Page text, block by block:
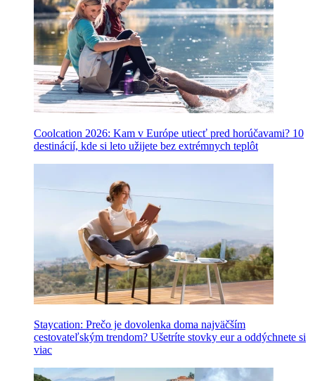
Coolcation 2026: Kam v Európe utiecť pred horúčavami? 10
destinácií, kde si leto užijete bez extrémnych teplôt
Staycation: Prečo je dovolenka doma najväčším
cestovateľským trendom? Ušetríte stovky eur a oddýchnete si
viac